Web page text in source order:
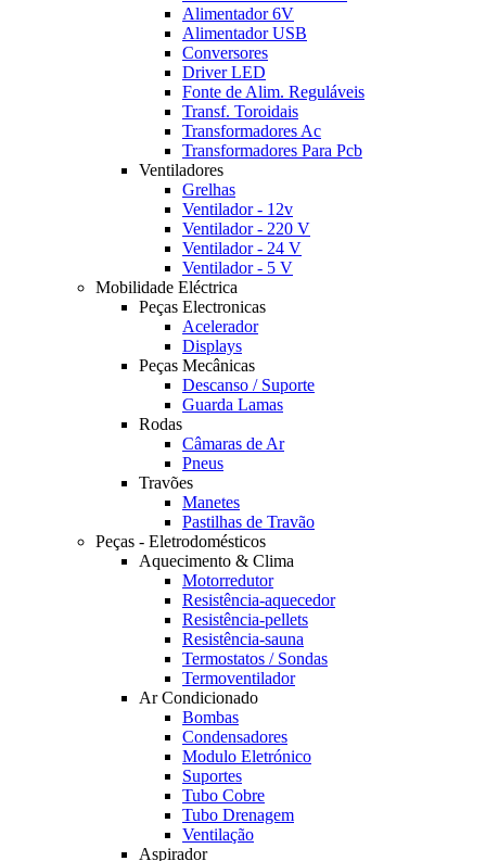
Alimentador 6V
Alimentador USB
Conversores
Driver LED
Fonte de Alim. Reguláveis
Transf. Toroidais
Transformadores Ac
Transformadores Para Pcb
Ventiladores
Grelhas
Ventilador - 12v
Ventilador - 220 V
Ventilador - 24 V
Ventilador - 5 V
Mobilidade Eléctrica
Peças Electronicas
Acelerador
Displays
Peças Mecânicas
Descanso / Suporte
Guarda Lamas
Rodas
Câmaras de Ar
Pneus
Travões
Manetes
Pastilhas de Travão
Peças - Eletrodomésticos
Aquecimento & Clima
Motorredutor
Resistência-aquecedor
Resistência-pellets
Resistência-sauna
Termostatos / Sondas
Termoventilador
Ar Condicionado
Bombas
Condensadores
Modulo Eletrónico
Suportes
Tubo Cobre
Tubo Drenagem
Ventilação
Aspirador